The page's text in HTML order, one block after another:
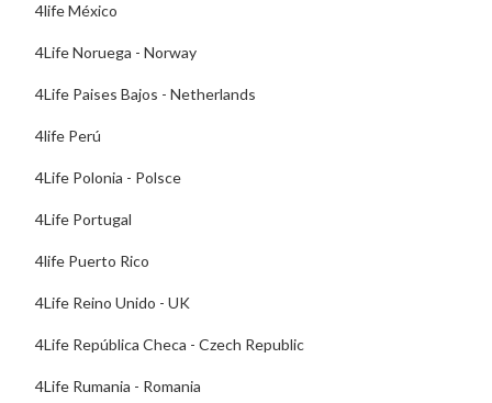
4life México
4Life Noruega - Norway
4Life Paises Bajos - Netherlands
4life Perú
4Life Polonia - Polsce
4Life Portugal
4life Puerto Rico
4Life Reino Unido - UK
4Life República Checa - Czech Republic
4Life Rumania - Romania